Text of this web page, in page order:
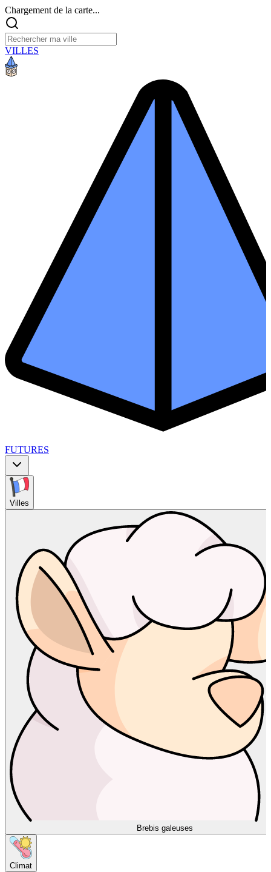
Chargement de la carte...
VILLES
FUTURES
Villes
Brebis galeuses
Climat